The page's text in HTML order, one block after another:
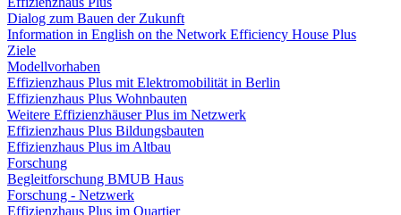
Dialog zum Bauen der Zukunft
Information in English on the Network Efficiency House Plus
Ziele
Modellvorhaben
Effizienzhaus Plus mit Elektromobilität in Berlin
Effizienzhaus Plus Wohnbauten
Weitere Effizienzhäuser Plus im Netzwerk
Effizienzhaus Plus Bildungsbauten
Effizienzhaus Plus im Altbau
Forschung
Begleitforschung BMUB Haus
Forschung - Netzwerk
Effizienzhaus Plus im Quartier